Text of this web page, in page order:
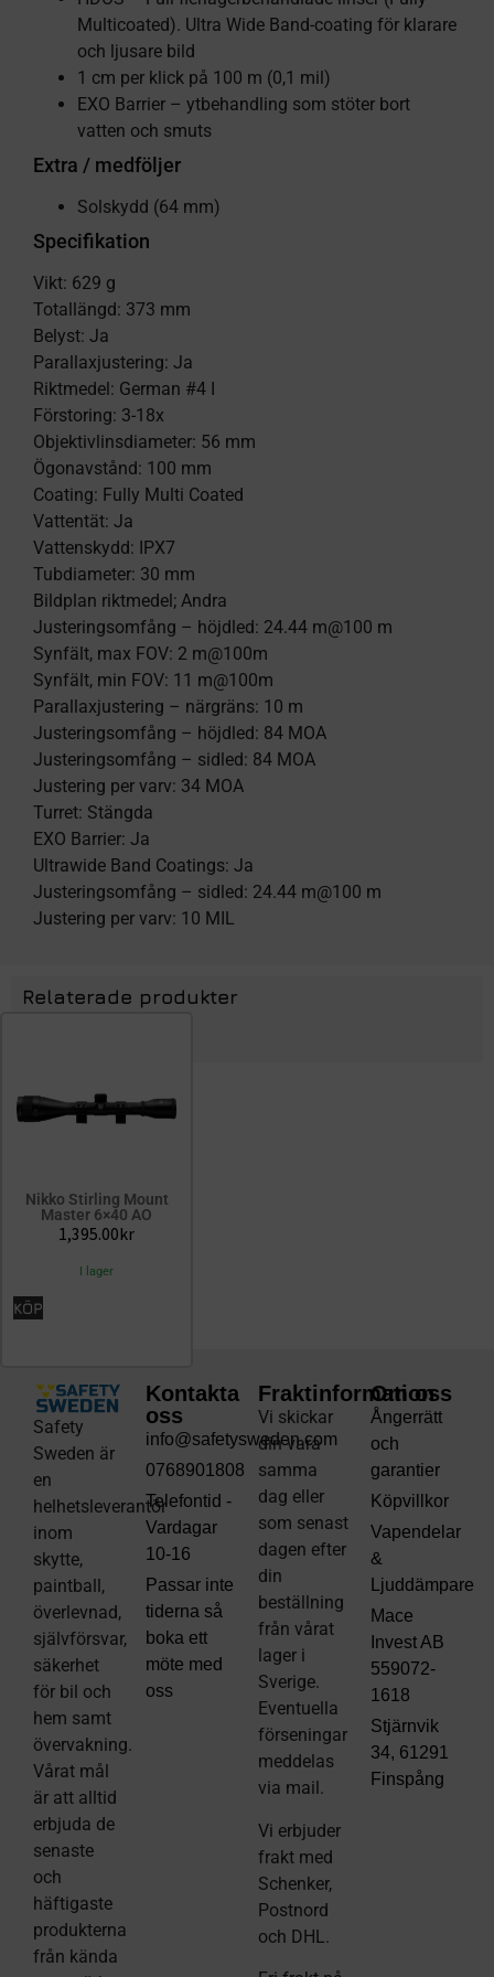
Multicoated). Ultra Wide Band-coating för klarare
och ljusare bild
1 cm per klick på 100 m (0,1 mil)
EXO Barrier – ytbehandling som stöter bort
vatten och smuts
Extra / medföljer
Solskydd (64 mm)
Specifikation
Vikt: 629 g
Totallängd: 373 mm
Belyst: Ja
Parallaxjustering: Ja
Riktmedel: German #4 I
Förstoring: 3-18x
Objektivlinsdiameter: 56 mm
Ögonavstånd: 100 mm
Coating: Fully Multi Coated
Vattentät: Ja
Vattenskydd: IPX7
Tubdiameter: 30 mm
Bildplan riktmedel; Andra
Justeringsomfång – höjdled: 24.44 m@100 m
Synfält, max FOV: 2 m@100m
Synfält, min FOV: 11 m@100m
Parallaxjustering – närgräns: 10 m
Justeringsomfång – höjdled: 84 MOA
Justeringsomfång – sidled: 84 MOA
Justering per varv: 34 MOA
Turret: Stängda
EXO Barrier: Ja
Ultrawide Band Coatings: Ja
Justeringsomfång – sidled: 24.44 m@100 m
Justering per varv: 10 MIL
Relaterade produkter
Nikko Stirling Mount
Master 6×40 AO
1,395.00kr
I lager
KÖP
Safety
Sweden är
en
helhetsleverantör
inom
skytte,
paintball,
överlevnad,
självförsvar,
säkerhet
för bil och
hem samt
övervakning.
Vårat mål
är att alltid
erbjuda de
senaste
och
häftigaste
produkterna
från kända
Kontakta
oss
info@safetysweden.com
0768901808
Telefontid -
Vardagar
10-16
Passar inte
tiderna så
boka ett
möte med
oss
Fraktinformation
Vi skickar
din vara
samma
dag eller
som senast
dagen efter
din
beställning
från vårat
lager i
Sverige.
Eventuella
förseningar
meddelas
via mail .
Vi erbjuder
frakt med
Schenker,
Postnord
och DHL.
Om oss
Ångerrätt
och
garantier
Köpvillkor
Vapendelar
&
Ljuddämpare
Mace
Invest AB
559072-
1618
Stjärnvik
34, 61291
Finspång